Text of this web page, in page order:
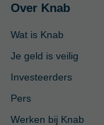
Over Knab
Wat is Knab
Je geld is veilig
Investeerders
Pers
Werken bij Knab